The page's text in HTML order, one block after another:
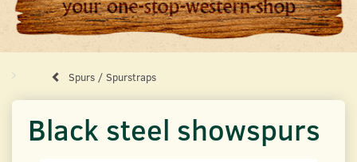
Spurs / Spurstraps
Black steel showspurs